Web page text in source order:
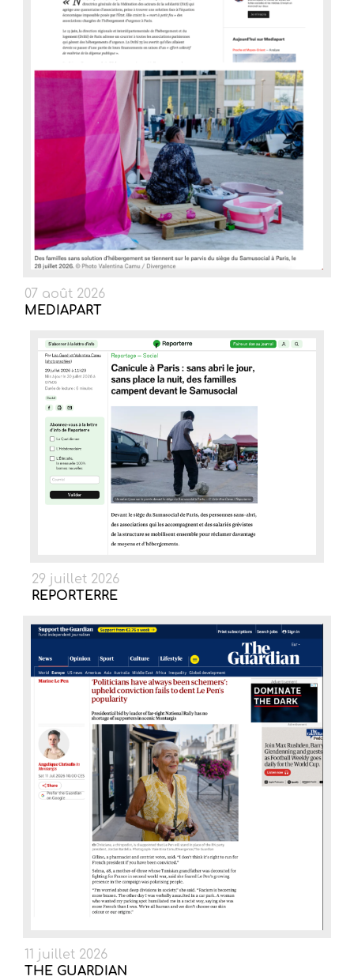
07 août 2026
MEDIAPART
29 juillet 2026
REPORTERRE
11 juillet 2026
THE GUARDIAN